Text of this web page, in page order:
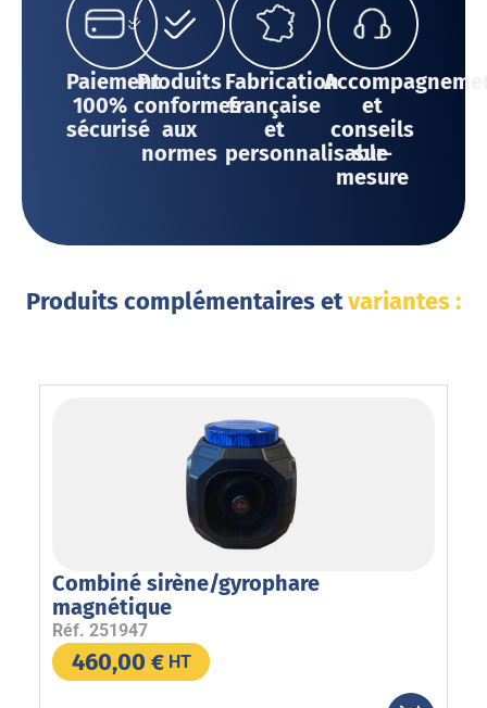
Paiement
100%
sécurisé
Produits
conformes
aux
normes
Fabrication
française
et
personnalisable
et
conseils
sur-
mesure
Produits complémentaires etvariantes :
Combiné sirène/gyrophare
magnétique
Réf. 251947
460,00 € HT